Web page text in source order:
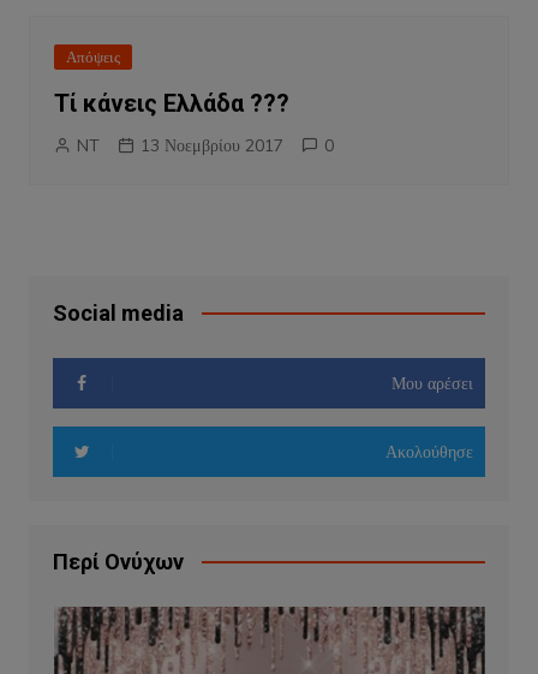
Απόψεις
Tί κάνεις Ελλάδα ???
NT 13 Νοεμβρίου 2017 0
Social media
Μου αρέσει
Ακολούθησε
Περί Ονύχων